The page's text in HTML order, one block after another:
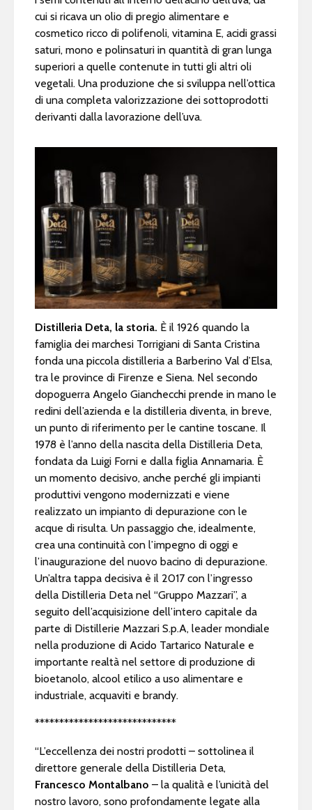
cui si ricava un olio di pregio alimentare e
cosmetico ricco di polifenoli, vitamina E, acidi grassi
saturi, mono e polinsaturi in quantità di gran lunga
superiori a quelle contenute in tutti gli altri oli
vegetali. Una produzione che si sviluppa nell’ottica
di una completa valorizzazione dei sottoprodotti
derivanti dalla lavorazione dell’uva.
Distilleria Deta, la storia. È il 1926 quando la
famiglia dei marchesi Torrigiani di Santa Cristina
fonda una piccola distilleria a Barberino Val d’Elsa,
tra le province di Firenze e Siena. Nel secondo
dopoguerra Angelo Gianchecchi prende in mano le
redini dell’azienda e la distilleria diventa, in breve,
un punto di riferimento per le cantine toscane. Il
1978 è l’anno della nascita della Distilleria Deta,
fondata da Luigi Forni e dalla figlia Annamaria. È
un momento decisivo, anche perché gli impianti
produttivi vengono modernizzati e viene
realizzato un impianto di depurazione con le
acque di risulta. Un passaggio che, idealmente,
crea una continuità con l’impegno di oggi e
l’inaugurazione del nuovo bacino di depurazione.
Un’altra tappa decisiva è il 2017 con l’ingresso
della Distilleria Deta nel “Gruppo Mazzari”, a
seguito dell’acquisizione dell’intero capitale da
parte di Distillerie Mazzari S.p.A, leader mondiale
nella produzione di Acido Tartarico Naturale e
importante realtà nel settore di produzione di
bioetanolo, alcool etilico a uso alimentare e
industriale, acquaviti e brandy.
*****************************
“L’eccellenza dei nostri prodotti – sottolinea il
direttore generale della Distilleria Deta,
Francesco Montalbano – la qualità e l’unicità del
nostro lavoro, sono profondamente legate alla